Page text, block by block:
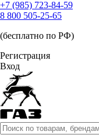
+7 (985) 723-84-59
8 800 505-25-65
(бесплатно по РФ)
Регистрация
Вход